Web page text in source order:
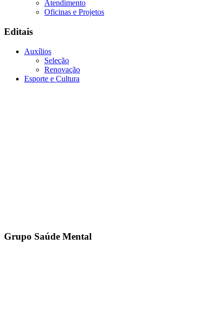
Atendimento
Oficinas e Projetos
Editais
Auxílios
Seleção
Renovação
Esporte e Cultura
Grupo Saúde Mental